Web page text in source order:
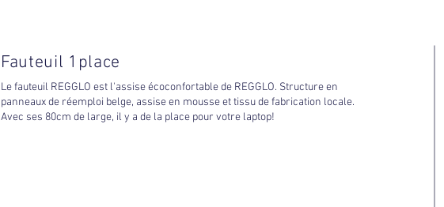
Fauteuil 1place
Le fauteuil REGGLO est l'assise écoconfortable de REGGLO. Structure en
panneaux de réemploi belge, assise en mousse et tissu de fabrication locale.
Avec ses 80cm de large, il y a de la place pour votre laptop!